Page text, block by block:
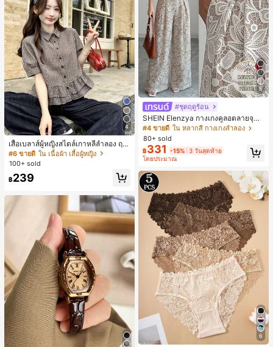
4
เสื้อเบลาส์ผู้หญิงสไตล์เกาหลีลำลอง ฤดู
ใบไม้ผลิ/ฤดูร้อนใหม่ ชายระบาย ชิคแล
ะหรูหรา
#6 ขายดี ใน เนื้อผ้า เสื้อผู้หญิง
100+ sold
฿239
5
#ชุดฤดูร้อน
SHEIN Elenzya กางเกงคูลอตลายจุดเ
อวสูงแบบใหม่สำหรับฤดูใบไม้ผลิ/ฤดูร้อ
น, สไตล์หรูหราเหมาะสำหรับใส่ในชีวิต
ประจำวันและทำงาน, ให้ความรู้สึกวินเ
ทจสำหรับฤดูรับปริญญา, เทศกาลดนตร
ี, การแข่งม้าดาร์บี้, วันประกาศอิสรภาพ
#4 ขายดี ใน หลากสี กางเกงลำลอง
80+ sold
฿331 -15% 3 วันสุดท้าย
โดยประมาณ
6